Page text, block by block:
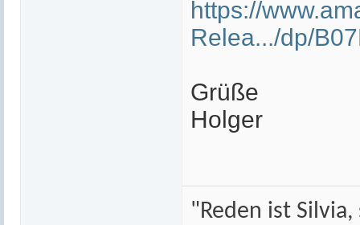
https://
Relea.../dp/
Grüße
Holger
"Reden ist